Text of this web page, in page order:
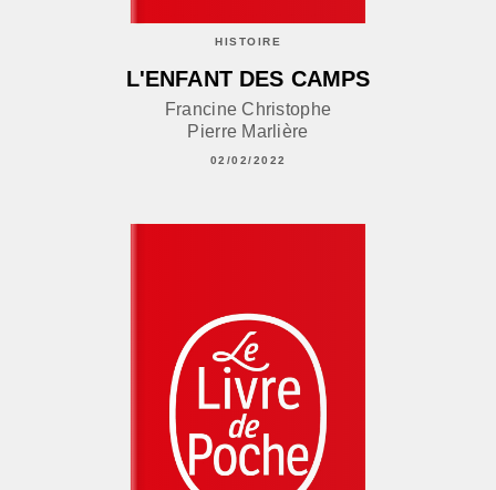
HISTOIRE
L'ENFANT DES CAMPS
Francine Christophe
Pierre Marlière
02/02/2022